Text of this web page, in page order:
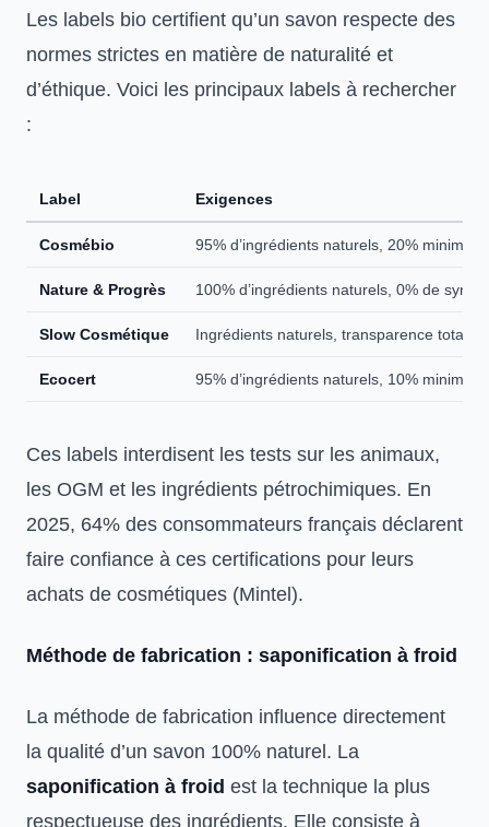
Les labels bio certifient qu’un savon respecte des
normes strictes en matière de naturalité et
d’éthique. Voici les principaux labels à rechercher
:
Label Exigences
Cosmébio 95% d’ingrédients naturels, 20%
Nature & Progrès 100% d’ingrédients naturels, 0% de
Slow Cosmétique Ingrédients naturels, transparence totale,
Ecocert 95% d’ingrédients naturels, 10%
Ces labels interdisent les tests sur les animaux,
les OGM et les ingrédients pétrochimiques. En
2025, 64% des consommateurs français déclarent
faire confiance à ces certifications pour leurs
achats de cosmétiques (Mintel).
Méthode de fabrication : saponification à froid
La méthode de fabrication influence directement
la qualité d’un savon 100% naturel. La
saponification à froid est la technique la plus
respectueuse des ingrédients. Elle consiste à